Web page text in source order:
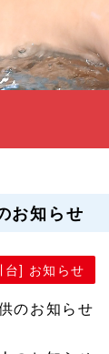
お知らせ
台] お知らせ
のお知らせ